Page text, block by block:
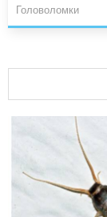
Головоломки